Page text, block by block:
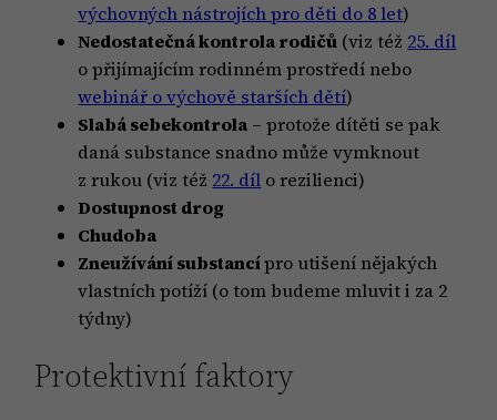
výchovných nástrojích pro děti do 8 let)
Nedostatečná kontrola rodičů (viz též 25. díl
o přijímajícím rodinném prostředí nebo
webinář o výchově starších dětí)
Slabá sebekontrola – protože dítěti se pak
daná substance snadno může vymknout
z rukou (viz též 22. díl o rezilienci)
Dostupnost drog
Chudoba
Zneužívání substancípro utišení nějakých
vlastních potíží (o tom budeme mluvit i za 2
týdny)
Protektivní faktory